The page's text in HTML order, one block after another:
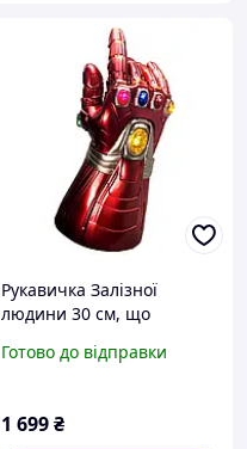
Рукавичка Залізної
людини 30 см, що
з фільму «Месники:
Готово до відправки
1 699₴